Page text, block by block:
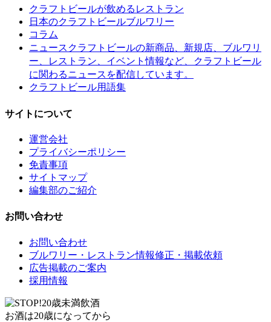
クラフトビールが飲めるレストラン
日本のクラフトビールブルワリー
コラム
ニュース クラフトビールの新商品、新規店、ブルワリ
ー、レストラン、イベント情報など、クラフトビール
に関わるニュースを配信しています。
クラフトビール用語集
サイトについて
運営会社
プライバシーポリシー
免責事項
サイトマップ
編集部のご紹介
お問い合わせ
お問い合わせ
ブルワリー・レストラン情報修正・掲載依頼
広告掲載のご案内
採用情報
お酒は20歳になってから